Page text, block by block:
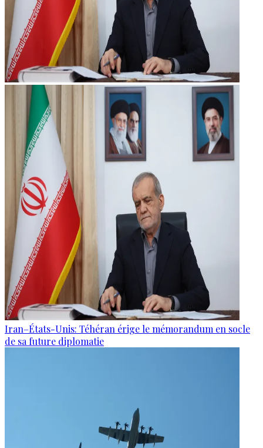
Iran–États-Unis: Téhéran érige le mémorandum en socle
de sa future diplomatie